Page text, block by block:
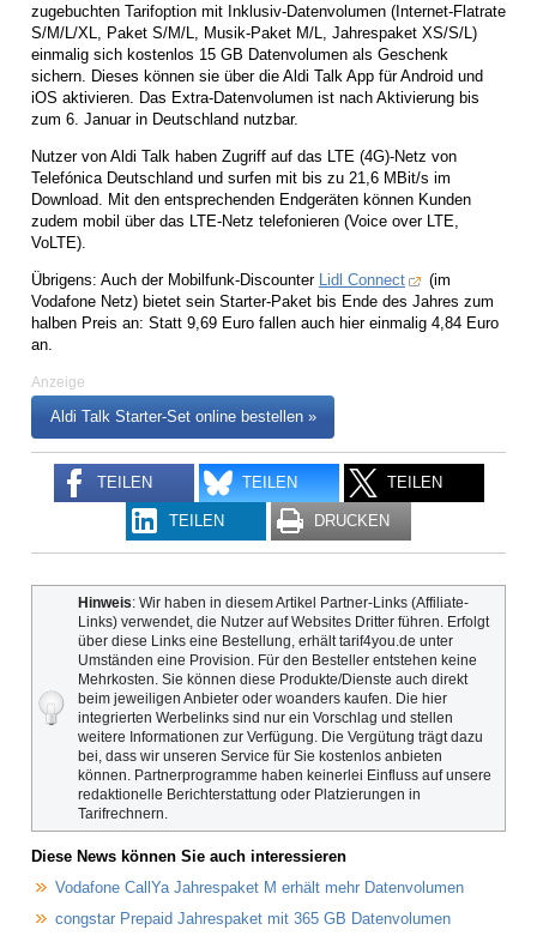
zugebuchten Tarifoption mit Inklusiv-Datenvolumen (Internet-Flatrate
S/M/L/XL, Paket S/M/L, Musik-Paket M/L, Jahrespaket XS/S/L)
einmalig sich kostenlos 15 GB Datenvolumen als Geschenk
sichern. Dieses können sie über die Aldi Talk App für Android und
iOS aktivieren. Das Extra-Datenvolumen ist nach Aktivierung bis
zum 6. Januar in Deutschland nutzbar.
Nutzer von Aldi Talk haben Zugriff auf das LTE (4G)-Netz von
Telefónica Deutschland und surfen mit bis zu 21,6 MBit/s im
Download. Mit den entsprechenden Endgeräten können Kunden
zudem mobil über das LTE-Netz telefonieren (Voice over LTE,
VoLTE).
Übrigens: Auch der Mobilfunk-Discounter Lidl Connect
(im
Vodafone Netz) bietet sein Starter-Paket bis Ende des Jahres zum
halben Preis an: Statt 9,69 Euro fallen auch hier einmalig 4,84 Euro
an.
Anzeige
Aldi Talk Starter-Set online bestellen »
TEILEN TEILEN TEILEN
TEILEN DRUCKEN
Hinweis: Wir haben in diesem Artikel Partner-Links (Affiliate-
Links) verwendet, die Nutzer auf Websites Dritter führen. Erfolgt
über diese Links eine Bestellung, erhält tarif4you.de unter
Umständen eine Provision. Für den Besteller entstehen keine
Mehrkosten. Sie können diese Produkte/Dienste auch direkt
beim jeweiligen Anbieter oder woanders kaufen. Die hier
integrierten Werbelinks sind nur ein Vorschlag und stellen
weitere Informationen zur Verfügung. Die Vergütung trägt dazu
bei, dass wir unseren Service für Sie kostenlos anbieten
können. Partnerprogramme haben keinerlei Einfluss auf unsere
redaktionelle Berichterstattung oder Platzierungen in
Tarifrechnern.
Diese News können Sie auch interessieren
Vodafone CallYa Jahrespaket M erhält mehr Datenvolumen
congstar Prepaid Jahrespaket mit 365 GB Datenvolumen